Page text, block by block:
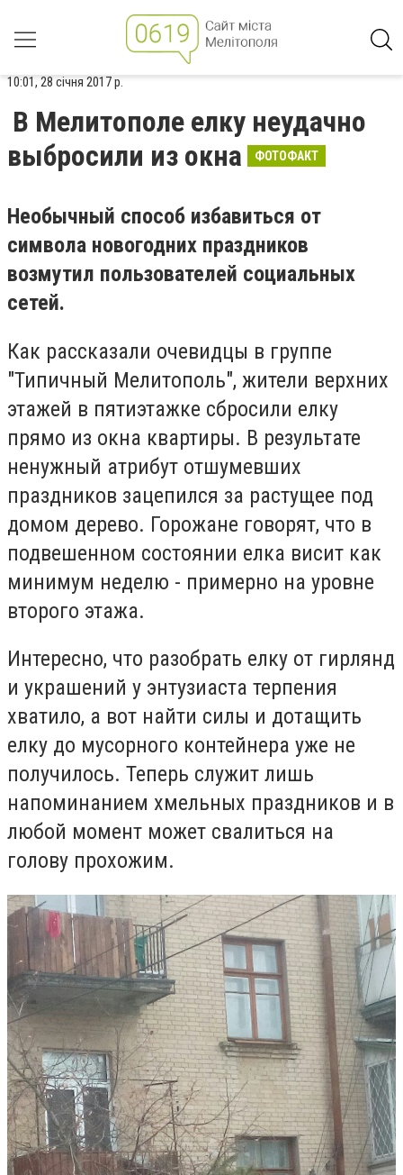
10:01, 28 січня 2017 р.
В Мелитополе елку неудачно
выбросили из окна
ФОТОФАКТ
Необычный способ избавиться от
символа новогодних праздников
возмутил пользователей социальных
сетей.
Как рассказали очевидцы в группе
"Типичный Мелитополь", жители верхних
этажей в пятиэтажке сбросили елку
прямо из окна квартиры. В результате
ненужный атрибут отшумевших
праздников зацепился за растущее под
домом дерево. Горожане говорят, что в
подвешенном состоянии елка висит как
минимум неделю - примерно на уровне
второго этажа.
Интересно, что разобрать елку от гирлянд
и украшений у энтузиаста терпения
хватило, а вот найти силы и дотащить
елку до мусорного контейнера уже не
получилось. Теперь служит лишь
напоминанием хмельных праздников и в
любой момент может свалиться на
голову прохожим.